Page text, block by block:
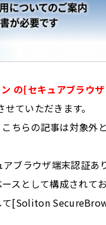
の[セキュアブラウ
ていただきます。
ちらの記事は対象外と
ブラウザ端末認証あ
スとして構成され
[Soliton